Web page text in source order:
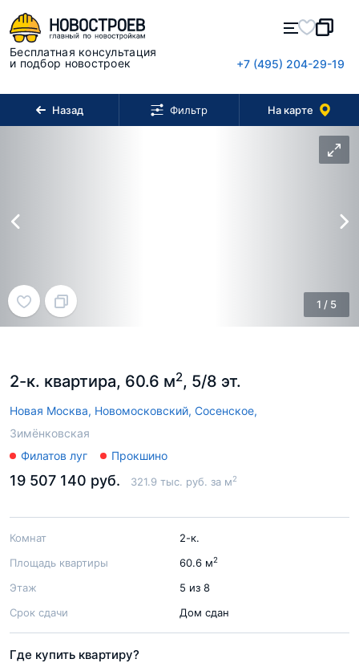
Бесплатная консультация
и подбор новостроек
+7 (495) 204-29-19
Назад Фильтр На карте
2-к. квартира, 60.6 м2, 5/8 эт.
Новая Москва, Новомосковский, Сосенское,
Зимёнковская
Филатов луг
Прокшино
1 / 5
19 507 140 руб. 321.9 тыс. руб. за м2
Комнат
2-к.
Площадь квартиры
60.6 м2
Этаж
5 из 8
Срок сдачи
Дом сдан
Где купить квартиру?